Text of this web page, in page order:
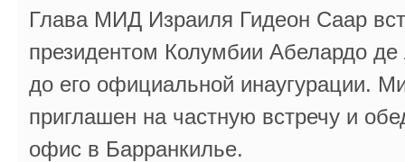
Глава МИД Израиля Гидеон Саар
президентом Колумбии Абелардо
до его официальной инаугурации.
приглашен на частную встречу и
офис в Барранкилье.